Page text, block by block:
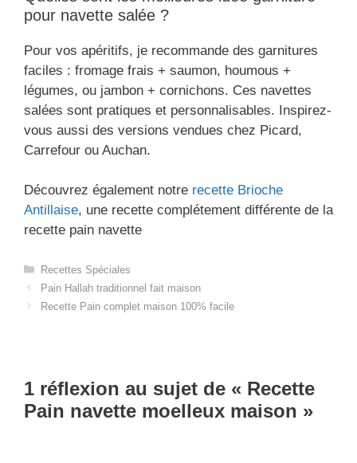
pour navette salée ?
Pour vos apéritifs, je recommande des garnitures
faciles : fromage frais + saumon, houmous +
légumes, ou jambon + cornichons. Ces navettes
salées sont pratiques et personnalisables. Inspirez-
vous aussi des versions vendues chez Picard,
Carrefour ou Auchan.
Découvrez également notre recette Brioche
Antillaise, une recette complétement différente de la
recette pain navette
Catégories
Recettes Spéciales
Pain Hallah traditionnel fait maison
Recette Pain complet maison 100% facile
1 réflexion au sujet de « Recette
Pain navette moelleux maison »